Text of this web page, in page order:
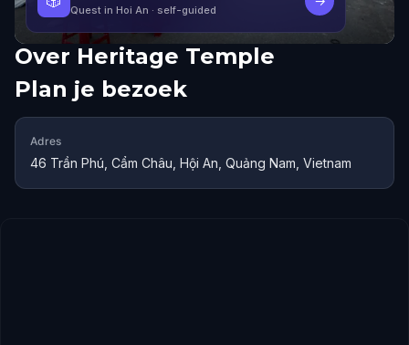
Quest in Hoi An · self-guided
Over Heritage Temple
Plan je bezoek
Adres
46 Trần Phú, Cẩm Châu, Hội An, Quảng Nam, Vietnam